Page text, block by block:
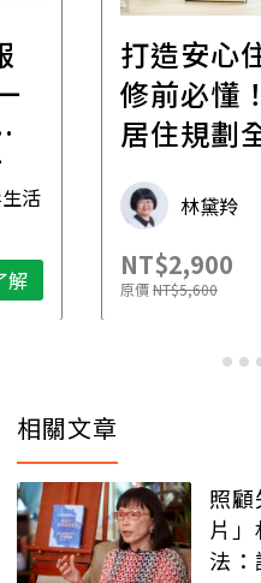
活
解
打造安心
修前必懂
居住規劃
林黛羚
NT$2,900
原價NT$5,600
相關文章
照
片
法